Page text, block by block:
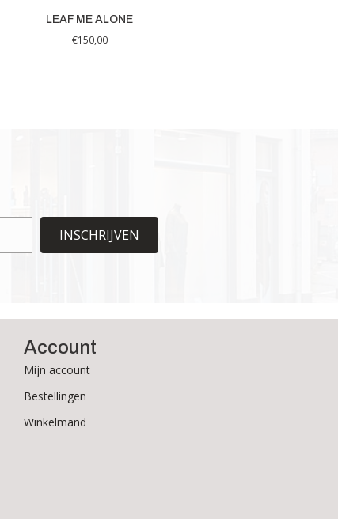
LEAF ME ALONE
€150,00
INSCHRIJVEN
Account
Mijn account
Bestellingen
Winkelmand